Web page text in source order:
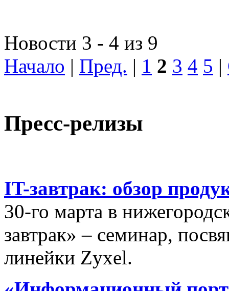
Новости 3 - 4 из 9
Начало | Пред. | 1 2 3 4 5 |
Пресс-релизы
IT-завтрак: обзор
30-го марта в
завтрак» – семинар,
линейки Zyxel.